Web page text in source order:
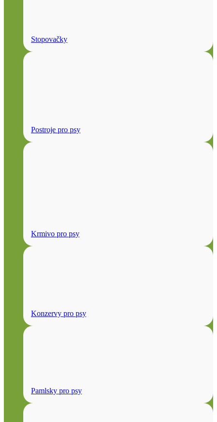
Stopovačky
Postroje pro psy
Krmivo pro psy
Konzervy pro psy
Pamlsky pro psy